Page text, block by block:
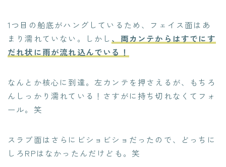
1つ目の船底がハングしているため、フェイス面はあ
まり濡れていない。しかし 、両カンテからはすでにす
だれ状に雨が流れ込んでいる！
なんとか核心に到達。左カンテを押さえるが、もちろ
んしっかり濡れている！さすがに持ち切れなくてフォ
ール。笑
スラブ面はさらにビショビショだったので、どっちに
しろRPはなかったんだけども。笑